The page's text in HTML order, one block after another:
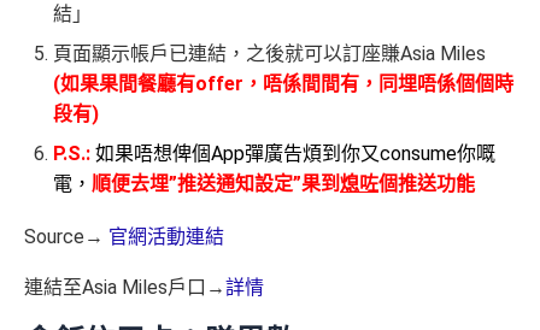
結」
頁面顯示帳戶已連結，之後就可以訂座賺Asia Miles
(如果果間餐廳有offer，唔係間間有，同埋唔係個個時
段有)
P.S.: 如果唔想俾個App彈廣告煩到你又consume你嘅
電， 順便去埋”推送通知設定”果到 熄咗個推送功能
Source→ 官網活動連結
連結至Asia Miles戶口→詳情